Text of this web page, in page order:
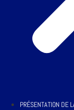
PRÉSENTATION DE